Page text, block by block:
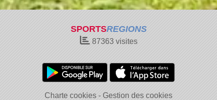
SPORTSREGIONS
87363visites
Charte cookies
Gestion des cookies